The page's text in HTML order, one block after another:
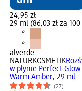
24,95 zł
29 ml (86,03 zł za
alverde
NATURKOSMETIK
w płynie Perfect Glow
Warm Amber, 29 ml
(27)